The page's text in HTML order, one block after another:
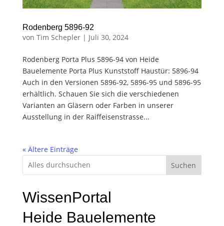
Rodenberg 5896-92
von Tim Schepler| Juli 30, 2024
Rodenberg Porta Plus 5896-94 von Heide
Bauelemente Porta Plus Kunststoff Haustür: 5896-94
Auch in den Versionen 5896-92, 5896-95 und 5896-95
erhältlich. Schauen Sie sich die verschiedenen
Varianten an Gläsern oder Farben in unserer
Ausstellung in der Raiffeisenstrasse...
« Ältere Einträge
Suchen
WissenPortal
Heide Bauelemente